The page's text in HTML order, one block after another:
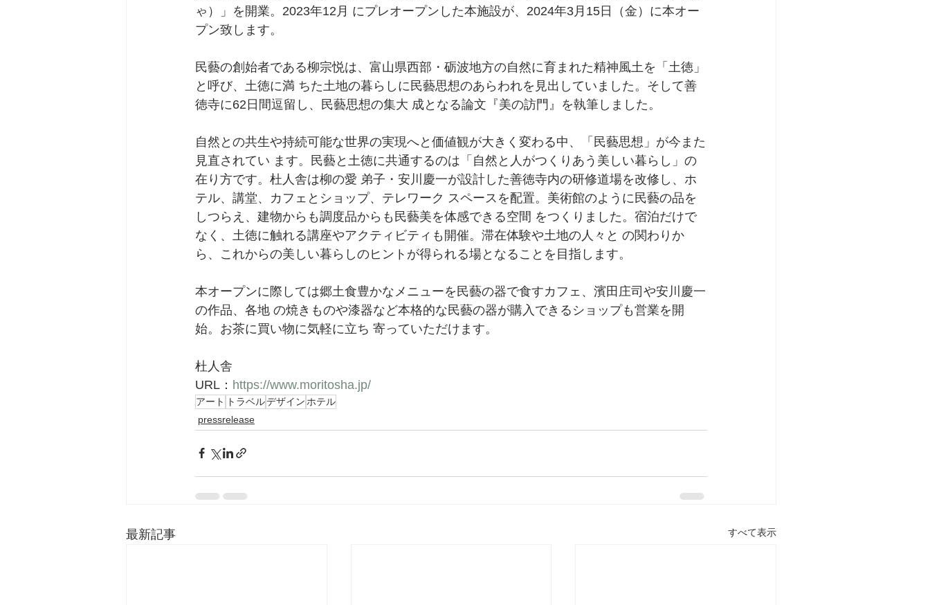
ゃ）」を開業。2023年12月 にプレオープンした本施設が、2024年3月15日（金）に本オー
プン致します。
民藝の創始者である柳宗悦は、富山県西部・砺波地方の自然に育まれた精神風土を「土徳」
と呼び、土徳に満 ちた土地の暮らしに民藝思想のあらわれを見出していました。そして善
徳寺に62日間逗留し、民藝思想の集大 成となる論文『美の訪門』を執筆しました。
自然との共生や持続可能な世界の実現へと価値観が大きく変わる中、「民藝思想」が今また
見直されてい ます。民藝と土徳に共通するのは「自然と人がつくりあう美しい暮らし」の
在り方です。杜人舎は柳の愛 弟子・安川慶一が設計した善徳寺内の研修道場を改修し、ホ
テル、講堂、カフェとショップ、テレワーク スペースを配置。美術館のように民藝の品を
しつらえ、建物からも調度品からも民藝美を体感できる空間 をつくりました。宿泊だけで
なく、土徳に触れる講座やアクティビティも開催。滞在体験や土地の人々と の関わりか
ら、これからの美しい暮らしのヒントが得られる場となることを目指します。
本オープンに際しては郷土食豊かなメニューを民藝の器で食すカフェ、濱田庄司や安川慶一
の作品、各地 の焼きものや漆器など本格的な民藝の器が購入できるショップも営業を開
始。お茶に買い物に気軽に立ち 寄っていただけます。
杜人舎
URL： https://www.moritosha.jp/
アート トラベルデザイン ホテル
pressrelease
最新記事 すべて表示